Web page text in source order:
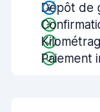
Dépôt de
Paiement